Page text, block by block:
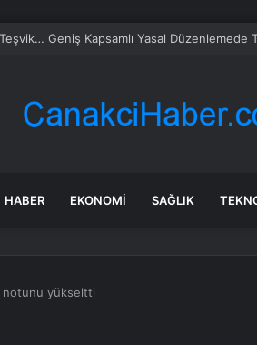
Geniş Kapsamlı Yasal Düzenlemede
HABER EKONOMI SAĞLIK
notunu yükseltti